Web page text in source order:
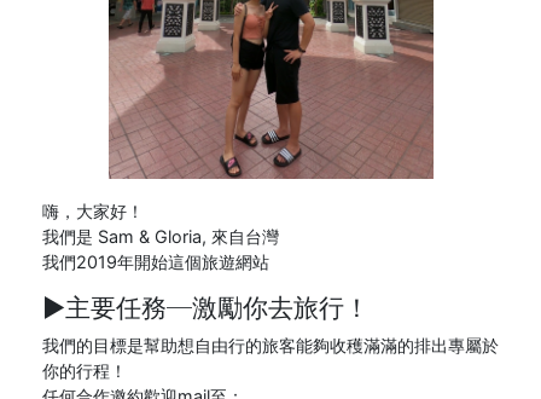
嗨，大家好！
我們是 Sam & Gloria, 來自台灣
我們2019年開始這個旅遊網站
►主要任務─激勵你去旅行！
我們的目標是幫助想自由行的旅客能夠收穫滿滿的排出專屬於
你的行程！